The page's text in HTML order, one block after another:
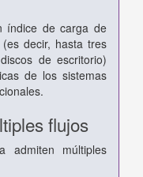
índice de carga de
decir, hasta tres
de escritorio)
de los sistemas
flujos
admiten múltiples